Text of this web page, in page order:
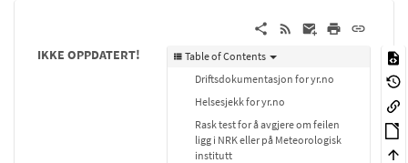
Table of Contents
Driftsdokumentasjon for yr.no
Helsesjekk for yr.no
Rask test for å avgjere om feilen
ligg i NRK eller på Meteorologisk
institutt
IKKE OPPDATERT!